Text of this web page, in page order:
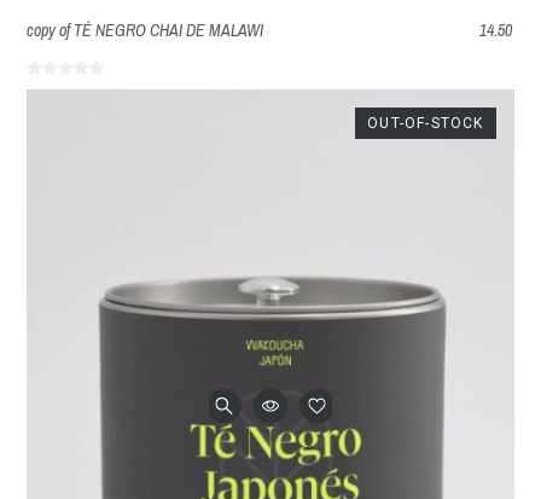
copy of TÉ NEGRO CHAI DE MALAWI 14.50
OUT-OF-STOCK